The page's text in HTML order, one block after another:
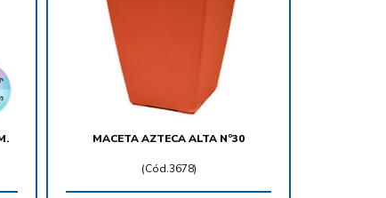
MACETA AZTECA ALTA Nº30
(Cód.3678)